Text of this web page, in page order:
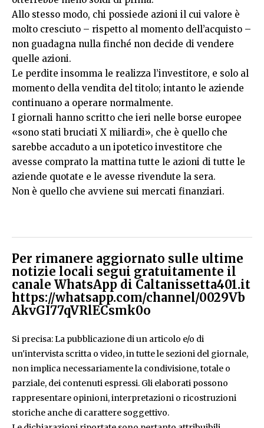
Allo stesso modo, chi possiede azioni il cui valore è
molto cresciuto – rispetto al momento dell’acquisto –
non guadagna nulla finché non decide di vendere
quelle azioni.
Le perdite insomma le realizza l’investitore, e solo al
momento della vendita del titolo; intanto le aziende
continuano a operare normalmente.
I giornali hanno scritto che ieri nelle borse europee
«sono stati bruciati X miliardi», che è quello che
sarebbe accaduto a un ipotetico investitore che
avesse comprato la mattina tutte le azioni di tutte le
aziende quotate e le avesse rivendute la sera.
Non è quello che avviene sui mercati finanziari.
Per rimanere aggiornato sulle ultime
notizie locali segui gratuitamente il
canale WhatsApp di Caltanissetta401.it
https://whatsapp.com/channel/0029Vb
AkvGI77qVRlECsmk0o
Si precisa: La pubblicazione di un articolo e/o di
un'intervista scritta o video, in tutte le sezioni del giornale,
non implica necessariamente la condivisione, totale o
parziale, dei contenuti espressi. Gli elaborati possono
rappresentare opinioni, interpretazioni o ricostruzioni
storiche anche di carattere soggettivo.